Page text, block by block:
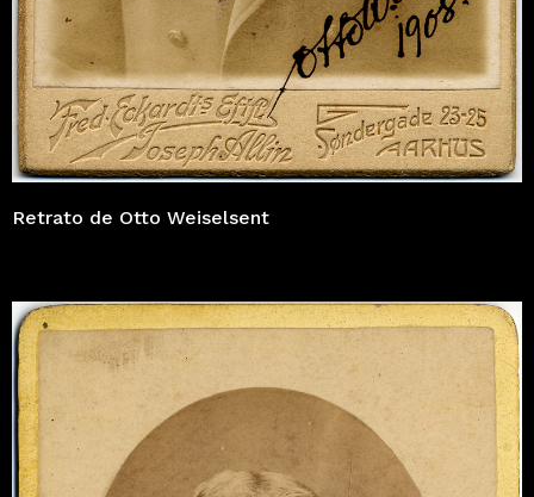
Retrato de Otto Weiselsent